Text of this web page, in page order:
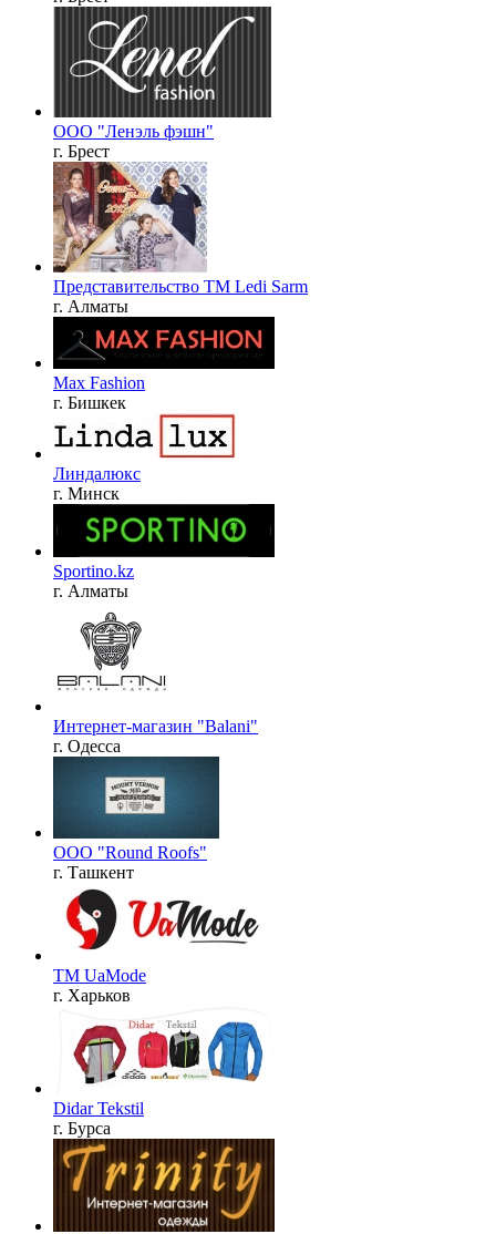
ООО "Ленэль фэшн"
г. Брест
Представительство ТМ Ledi Sarm
г. Алматы
Max Fashion
г. Бишкек
Линдалюкс
г. Минск
Sportino.kz
г. Алматы
Интернет-магазин "Balani"
г. Одесса
OOO "Round Roofs"
г. Ташкент
ТM UaMode
г. Харьков
Didar Tekstil
г. Бурса